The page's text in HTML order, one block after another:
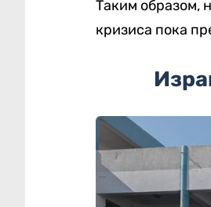
Таким образом,
кризиса пока